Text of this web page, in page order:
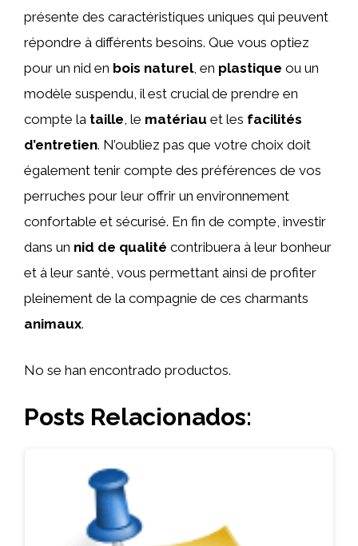
présente des caractéristiques uniques qui peuvent
répondre à différents besoins. Que vous optiez
pour un nid en bois naturel, en plastique ou un
modèle suspendu, il est crucial de prendre en
compte la taille, le matériau et les facilités
d’entretien. N’oubliez pas que votre choix doit
également tenir compte des préférences de vos
perruches pour leur offrir un environnement
confortable et sécurisé. En fin de compte, investir
dans un nid de qualité contribuera à leur bonheur
et à leur santé, vous permettant ainsi de profiter
pleinement de la compagnie de ces charmants
animaux.
No se han encontrado productos.
Posts Relacionados: